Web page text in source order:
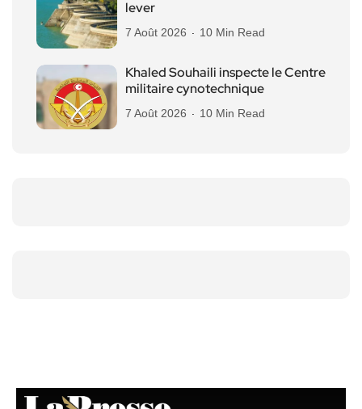
lever
7 Août 2026 10 Min Read
Khaled Souhaili inspecte le Centre
militaire cynotechnique
7 Août 2026 10 Min Read